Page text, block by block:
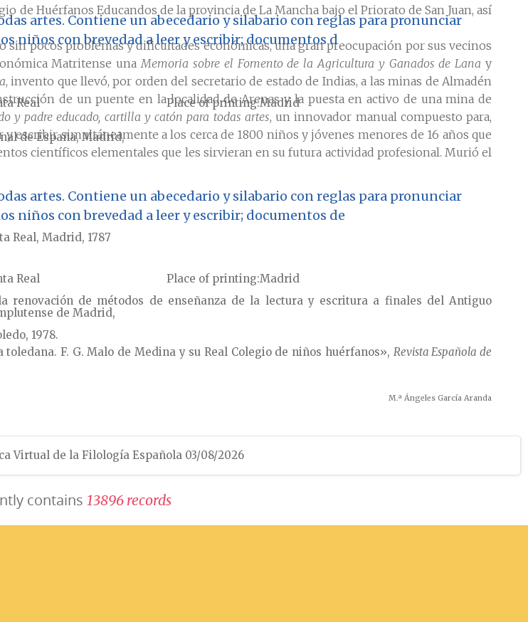
de Huérfanos Educandos de la provincia de La Mancha bajo el Priorato de San Juan, así
pocos problemas y dificultades económicas, una gran preocupación por sus vecinos
Matritense unaMemoria sobre el Fomento de la Agricultura y Ganados de Lana y
, invento que llevó, por orden del secretario de estado de Indias, a las minas de Almadén
de un puente en la localidad de Arenas y la puesta en activo de una mina de
y padre educado, cartilla y catón para todas artes, un innovador manual compuesto para,
escribir simultáneamente a los cerca de 1800 niños y jóvenes menores de 16 años que
científicos elementales que les sirvieran en su futura actividad profesional. Murió el
Real, Madrid, 1787
renovación de métodos de enseñanza de la lectura y escritura a finales del Antiguo
1978.
F. G. Malo de Medina y su Real Colegio de niños huérfanos», Revista Española de
M.ª Ángeles García Aranda
artes. Contiene un abecedario y silabario con reglas para pronunciar
niños con brevedad a leer y escribir; documentos d
Real Place of printing Madrid
de España, Madrid,
artes. Contiene un abecedario y silabario con reglas para pronunciar
niños con brevedad a leer y escribir; documentos de
Real Place of printing Madrid
de Madrid,
Virtual de la Filología Española 03/08/2026
contains 13896 records